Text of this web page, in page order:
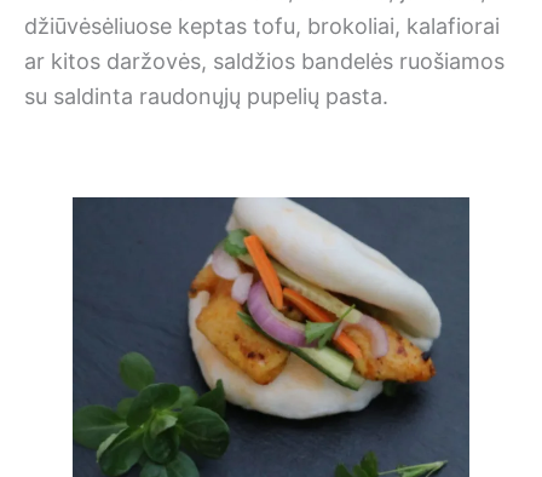
džiūvėsėliuose keptas tofu, brokoliai, kalafiorai
ar kitos daržovės, saldžios bandelės ruošiamos
su saldinta raudonųjų pupelių pasta.